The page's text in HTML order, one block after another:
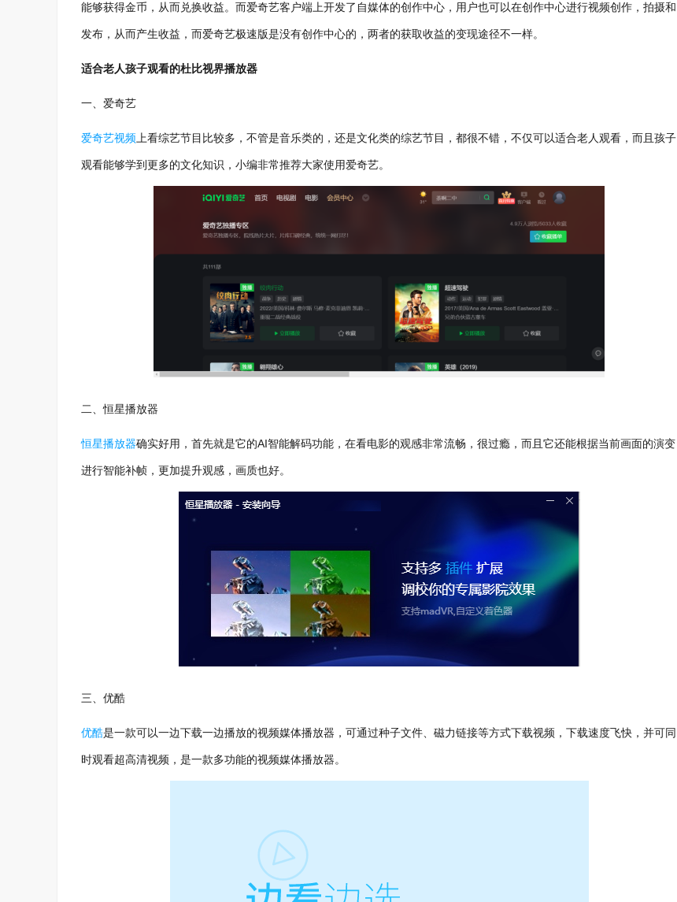
能够获得金币，从而兑换收益。而爱奇艺客户端上开发了自媒体的创作中心，用户也可以在创作中心进行视频创作，拍摄和
发布，从而产生收益，而爱奇艺极速版是没有创作中心的，两者的获取收益的变现途径不一样。
适合老人孩子观看的杜比视界播放器
一、爱奇艺
爱奇艺视频 上看综艺节目比较多，不管是音乐类的，还是文化类的综艺节目，都很不错，不仅可以适合老人观看，而且孩子
观看能够学到更多的文化知识，小编非常推荐大家使用爱奇艺。
二、恒星播放器
恒星播放器确实好用，首先就是它的AI智能解码功能，在看电影的观感非常流畅，很过瘾，而且它还能根据当前画面的演变
进行智能补帧，更加提升观感，画质也好。
三、优酷
优酷是一款可以一边下载一边播放的视频媒体播放器，可通过种子文件、磁力链接等方式下载视频，下载速度飞快，并可同
时观看超高清视频，是一款多功能的视频媒体播放器。